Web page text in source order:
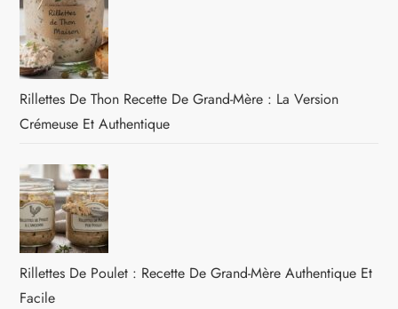
Rillettes De Thon Recette De Grand-Mère : La Version
Crémeuse Et Authentique
Rillettes De Poulet : Recette De Grand-Mère Authentique Et
Facile